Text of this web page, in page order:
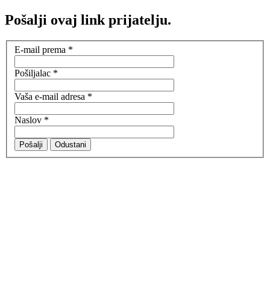
Pošalji ovaj link prijatelju.
E-mail prema *
Pošiljalac *
Vaša e-mail adresa *
Naslov *
Pošalji Odustani